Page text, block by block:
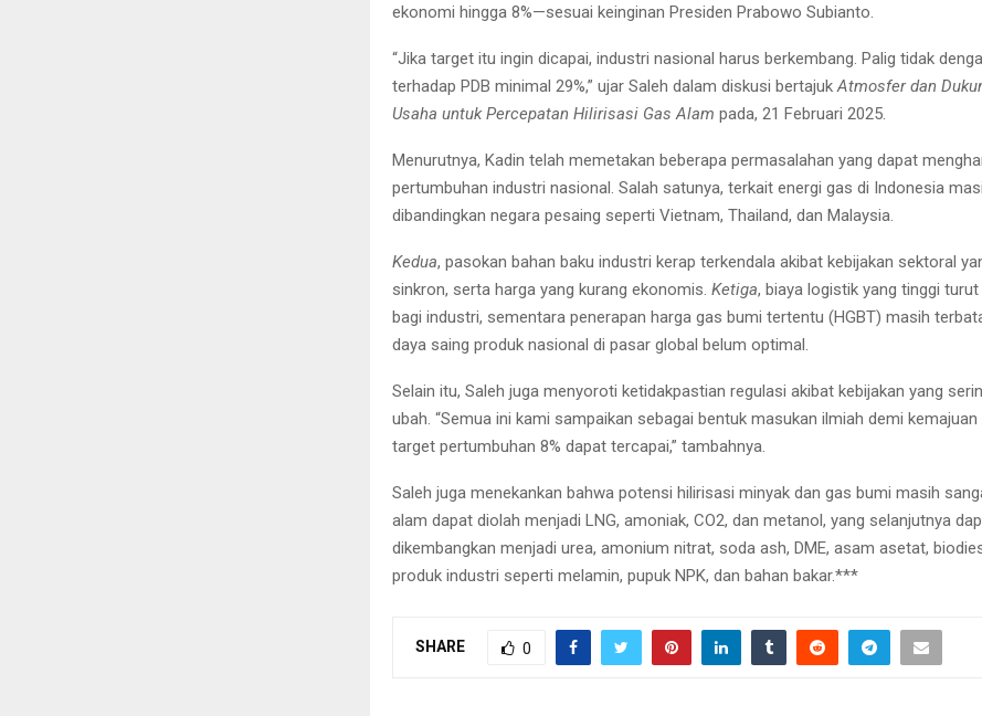
ekonomi hingga 8%—sesuai keinginan Presiden Prabowo Subianto.
“Jika target itu ingin dicapai, industri nasional harus berkembang. Palig tidak
terhadap PDB minimal 29%,” ujar Saleh dalam diskusi bertajukAtmosfer dan
Usaha untuk Percepatan Hilirisasi Gas Alam pada, 21 Februari 2025.
Menurutnya, Kadin telah memetakan beberapa permasalahan yang dapat
pertumbuhan industri nasional. Salah satunya, terkait energi gas di Indonesia
dibandingkan negara pesaing seperti Vietnam, Thailand, dan Malaysia.
Kedua, pasokan bahan baku industri kerap terkendala akibat kebijakan sektoral
sinkron, serta harga yang kurang ekonomis. Ketiga, biaya logistik yang tinggi
bagi industri, sementara penerapan harga gas bumi tertentu (HGBT) masih
daya saing produk nasional di pasar global belum optimal.
Selain itu, Saleh juga menyoroti ketidakpastian regulasi akibat kebijakan yang
ubah. “Semua ini kami sampaikan sebagai bentuk masukan ilmiah demi
target pertumbuhan 8% dapat tercapai,” tambahnya.
Saleh juga menekankan bahwa potensi hilirisasi minyak dan gas bumi masih
alam dapat diolah menjadi LNG, amoniak, CO2, dan metanol, yang selanjutnya
dikembangkan menjadi urea, amonium nitrat, soda ash, DME, asam asetat,
produk industri seperti melamin, pupuk NPK, dan bahan bakar.***
SHARE 0